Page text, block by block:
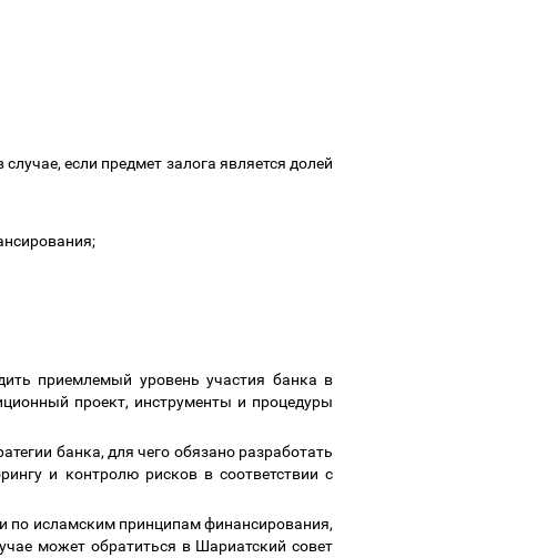
если предмет залога является долей
приемлемый уровень участия банка в
проект, инструменты и процедуры
банка, для чего обязано разработать
и контролю рисков в соответствии с
по исламским принципам финансирования,
может обратиться в Шариатский совет